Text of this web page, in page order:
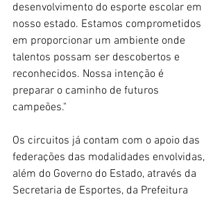
desenvolvimento do esporte escolar em
nosso estado. Estamos comprometidos
em proporcionar um ambiente onde
talentos possam ser descobertos e
reconhecidos. Nossa intenção é
preparar o caminho de futuros
campeões."
Os circuitos já contam com o apoio das
federações das modalidades envolvidas,
além do Governo do Estado, através da
Secretaria de Esportes, da Prefeitura